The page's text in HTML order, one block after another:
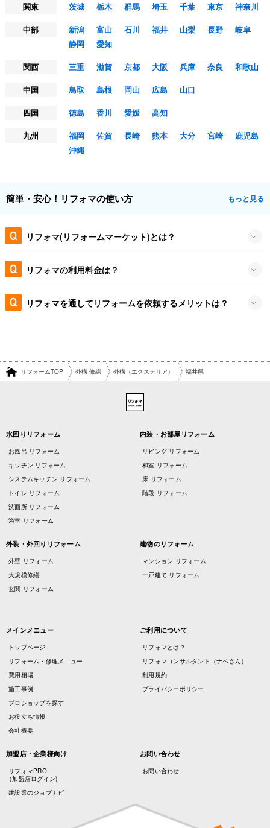
関東
茨城 栃木 群馬 埼玉 千葉 東京
神奈川
中部
新潟 富山 石川 福井 山梨 長野
岐阜
静岡
愛知
関西
三重 滋賀 京都 大阪 兵庫 奈良
和歌山
中国
鳥取 島根 岡山 広島
山口
四国
徳島 香川 愛媛
高知
九州
福岡 佐賀 長崎 熊本 大分 宮崎
鹿児島
沖縄
簡単・安心！リフォマの使い方 もっと見る
リフォマ(リフォームマーケット)とは？
リフォマの利用料金は？
リフォマを通してリフォームを依頼するメリットは？
リフォームTOP 外構 修繕 外構（エクステリア） 福井県
水回りリフォーム
お風呂 リフォーム
キッチン リフォーム
システムキッチン リフォーム
トイレ リフォーム
洗面所 リフォーム
浴室 リフォーム
内装・お部屋リフォーム
リビング リフォーム
和室 リフォーム
床 リフォーム
階段 リフォーム
外装・外回りリフォーム
外壁 リフォーム
大規模修繕
玄関 リフォーム
建物のリフォーム
マンション リフォーム
一戸建て リフォーム
メインメニュー
トップページ
リフォーム・修理メニュー
費用相場
施工事例
プロショップを探す
お役立ち情報
会社概要
ご利用について
リフォマとは？
リフォマコンサルタント（ナベさん）
利用規約
プライバシーポリシー
加盟店・企業様向け
リフォマPRO
（加盟店ログイン)
建設業のジョブナビ
お問い合わせ
お問い合わせ